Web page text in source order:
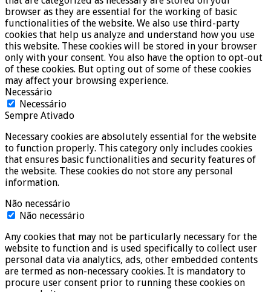
browser as they are essential for the working of basic
functionalities of the website. We also use third-party
cookies that help us analyze and understand how you use
this website. These cookies will be stored in your browser
only with your consent. You also have the option to opt-out
of these cookies. But opting out of some of these cookies
may affect your browsing experience.
Necessário
Necessário
Sempre Ativado
Necessary cookies are absolutely essential for the website
to function properly. This category only includes cookies
that ensures basic functionalities and security features of
the website. These cookies do not store any personal
information.
Não necessário
Não necessário
Any cookies that may not be particularly necessary for the
website to function and is used specifically to collect user
personal data via analytics, ads, other embedded contents
are termed as non-necessary cookies. It is mandatory to
procure user consent prior to running these cookies on